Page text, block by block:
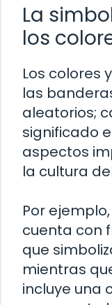
La
los
Los colores
las
aleatorios;
significado
aspectos
la cultura
Por
cuenta con
que
mientras
incluye una